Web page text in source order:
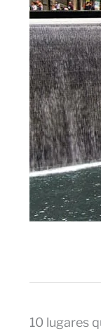
10 lugares